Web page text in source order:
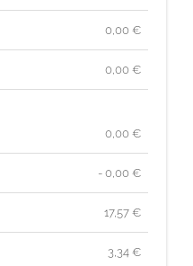
0,00 €
0,00 €
0,00 €
- 0,00 €
17,57 €
3,34 €